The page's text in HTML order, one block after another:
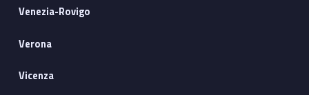
Venezia-Rovigo
Verona
Vicenza